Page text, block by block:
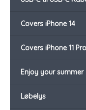
Covers iPhone 14
Covers iPhone 11
Enjoy your summer
Løbelys